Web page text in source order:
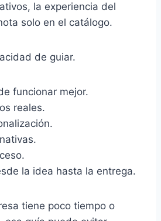
la experiencia del
solo en el catálogo.
de guiar.
funcionar mejor.
reales.
la idea hasta la entrega.
tiene poco tiempo o